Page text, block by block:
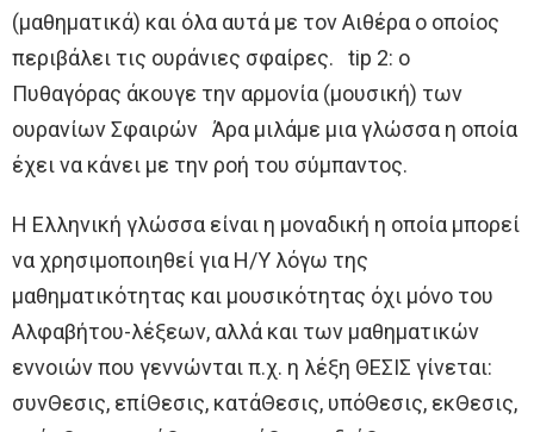
(μαθηματικά) και όλα αυτά με τον Αιθέρα ο οποίος
περιβάλει τις ουράνιες σφαίρες. tip 2: ο
Πυθαγόρας άκουγε την αρμονία (μουσική) των
ουρανίων Σφαιρών Άρα μιλάμε μια γλώσσα η οποία
έχει να κάνει με την ροή του σύμπαντος.
Η Ελληνική γλώσσα είναι η μοναδική η οποία μπορεί
να χρησιμοποιηθεί για Η/Υ λόγω της
μαθηματικότητας και μουσικότητας όχι μόνο του
Αλφαβήτου-λέξεων, αλλά και των μαθηματικών
εννοιών που γεννώνται π.χ. η λέξη ΘΕΣΙΣ γίνεται:
συνΘεσις, επίΘεσις, κατάΘεσις, υπόΘεσις, εκΘεσις,